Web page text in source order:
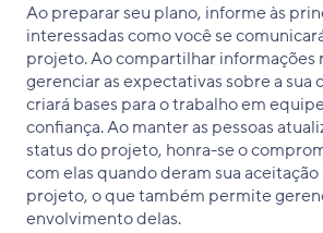
Ao preparar seu plano, informe às
interessadas como você se
projeto. Ao compartilhar informações
gerenciar as expectativas sobre a sua
criará bases para o trabalho em
confiança. Ao manter as pessoas
status do projeto, honra-se o
com elas quando deram sua
projeto, o que também permite
envolvimento delas.